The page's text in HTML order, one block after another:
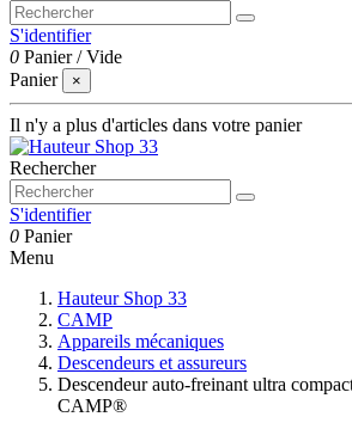
S'identifier
0 Panier /Vide
Panier
×
Il n'y a plus d'articles dans votre panier
Rechercher
S'identifier
0 Panier
Menu
Hauteur Shop 33
CAMP
Appareils mécaniques
Descendeurs et assureurs
Descendeur auto-freinant ultra
CAMP®